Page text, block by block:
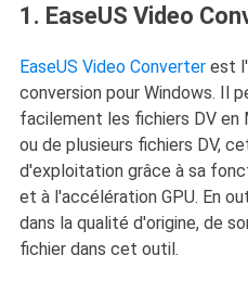
1. EaseUS Video
EaseUS Video Converterest
conversion pour Windows. Il
facilement les fichiers DV en
ou de plusieurs fichiers DV,
d'exploitation grâce à sa
et à l'accélération GPU. En
dans la qualité d'origine, de
fichier dans cet outil.